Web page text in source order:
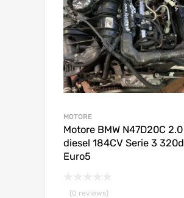
MOTORE
Motore BMW N47D20C 2.0
diesel 184CV Serie 3 320d
Euro5
(0 reviews)